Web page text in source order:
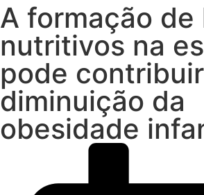
A formação de
nutritivos na
pode
diminuição da
obesidade